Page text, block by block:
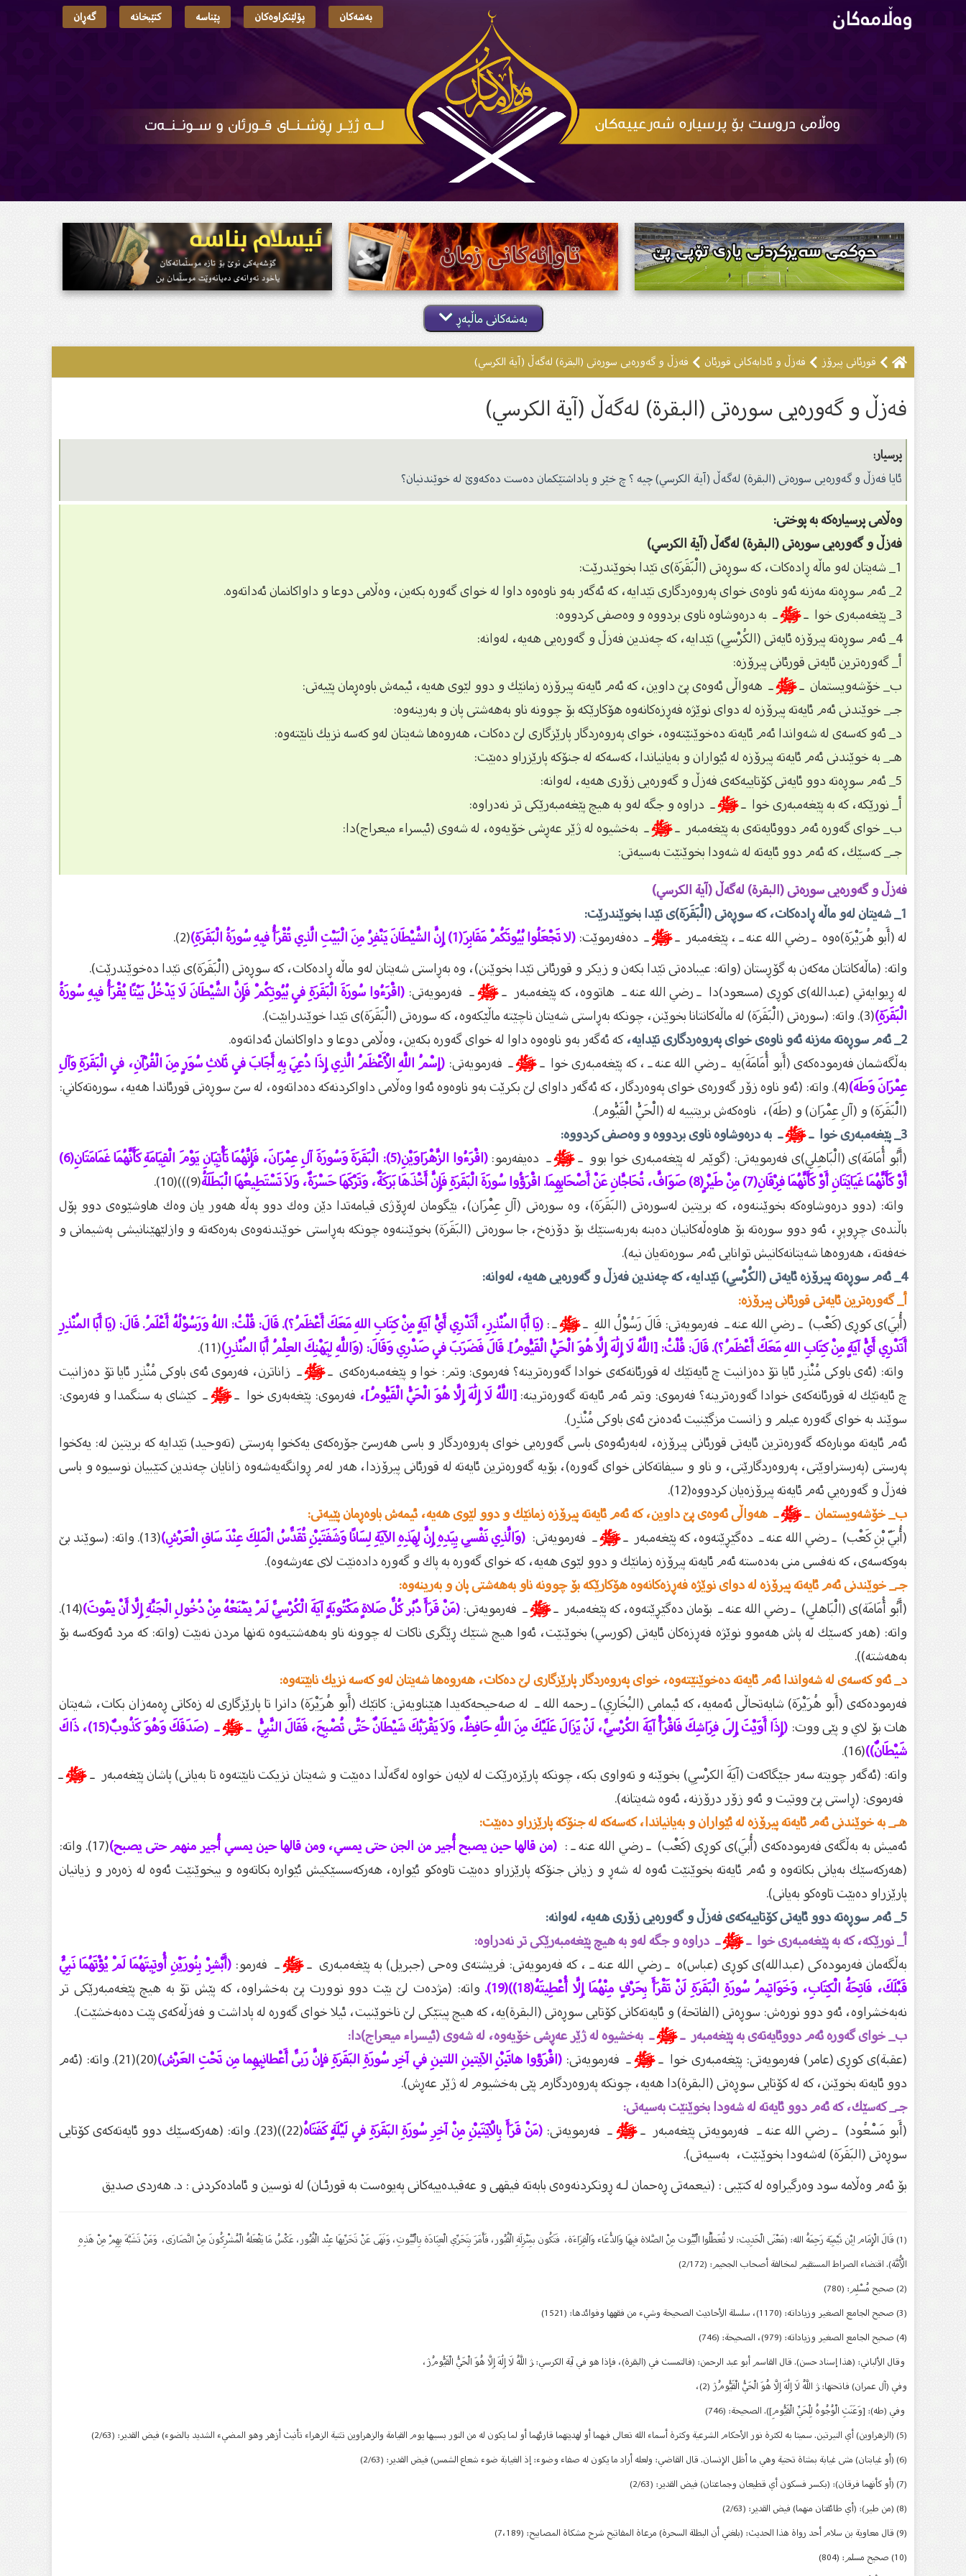
بەشەکان پۆلێنکراوەکان پێناسە کتێبخانە گەڕان
بەشەکانی ماڵپەڕ
قورئانی پیرۆز فەزڵ و ئادابەکانى قورئان فەزڵ و گەورەیی سورەتى (البقرة) لەگەڵ (آیة الکرسي)
فەزڵ و گەورەیی سورەتى (البقرة) لەگەڵ (آیة الکرسي)
پرسیار:
ئایا فەزڵ و گەورەیی سورەتى (البقرة) لەگەڵ (آیة الکرسي) چیە ؟ چ خێر و پاداشتێکمان دەست دەکەوێ لە خوێندنیان؟
وەڵامی پرسیارەکە بە پوختی:
فەزڵ و گەورەیی سورەتى (البقرة) لەگەڵ (آیة الکرسي)
1_ شەیتان لەو ماڵە ڕادەكات، كە سوڕەتى (الْبَقَرَة)ى تێدا بخوێندرێت:
2_ ئەم سوڕەتە مەزنە ئەو ناوەى خواى پەروەردگارى تێدایە، كە ئەگەر بەو ناوەوە داوا لە خواى گەورە بكەین، وەڵامى دوعا و داواكانمان ئەداتەوە.
3_ پێغەمبەرى خوا ـ
ﷺـ بە درەوشاوە ناوى بردووە و وەصفى كردووە:
4_ ئەم سوڕەتە پیرۆزە ئایەتى (الكُرْسِي) تێدایە، كە چەندین فەزڵ و گەورەیی هەیە، لەوانە:
أ_ گەورەترین ئایەتى قورئانى پیرۆزە:
ب_ خۆشەویستمان ـﷺـ هەواڵى ئەوەى پێ داوین، كە ئەم ئایەتە پیرۆزە زمانێك و دوو لێوى هەیە، ئیمەش باوەڕمان پێیەتى:
جـ_ خوێندنى ئەم ئایەتە پیرۆزە لە دواى نوێژە فەڕزەكانەوە هۆكارێكە بۆ چوونە ناو بەهەشتى پان و بەرینەوە:
د_ ئەو كەسەى لە شەواندا ئەم ئایەتە دەخوێنێتەوە، خواى پەروەردگار پارێزگارى لێ دەكات، هەروەها شەیتان لەو كەسە نزیك نابێتەوە:
هـ_ بە خوێندنى ئەم ئایەتە پیرۆزە لە ئێواران و بەیانیاندا، كەسەكە لە جنۆكە پارێزراو دەبێت:
5_ ئەم سوڕەتە دوو ئایەتى كۆتاییەكەى فەزڵ و گەورەیی زۆرى هەیە، لەوانە:
أ_ نورێكە، كە بە پێغەمبەرى خوا ـﷺـ دراوە و جگە لەو بە هیچ پێغەمبەرێكى تر نەدراوە:
ب_ خواى گەورە ئەم دووئایەتەى بە پێغەمبەر ـﷺـ بەخشیوە لە ژێر عەڕشى خۆیەوە، لە شەوى (ئیسراء میعراج)دا:
جـ_ كەسێك، كە ئەم دوو ئایەتە لە شەودا بخوێنێت بەسیەتى:
فەزڵ و گەورەیی سورەتى (البقرة) لەگەڵ (آیة الکرسي)
1_ شەیتان لەو ماڵە ڕادەكات، كە سوڕەتى (الْبَقَرَة)ى تێدا بخوێندرێت:
لە (أَبو هُرَيْرَة)ەوە ـ رضي الله عنه ـ ، پێغەمبەر ـﷺـ دەفەرموێت:(لا تَجْعَلُوا بُيُوتَكُمْ مَقَابِرَ(1) إِنَّ الشَّيْطَانَ يَنْفِرُ مِنَ الْبَيْتِ الَّذِي تُقْرَأُ فِيهِ سُورَةُ الْبَقَرَةِ)
(2).
واتە: (ماڵەكانتان مەكەن بە گۆڕستان (واتە: عيبادەتى تێدا بكەن و زيكر و قورئانى تێدا بخوێنن)، وە بەڕاستى شەيتان لەو ماڵە ڕادەكات، كە سوڕەتى (الْبَقَرَة)ى تێدا دەخوێندرێت).
لە ڕيوايەتي (عبدالله)ى كوڕى (مسعود)دا ـ رضي الله عنه ـ هاتووە، كە پێغەمبەر ـﷺـ فەرمويەتى: (اقْرَءُوا سُورَةَ الْبَقَرَةِ فِي بُيُوتِكُمْ فَإِنَّ الشَّيْطَانَ لَا يَدْخُلُ بَيْتًا يُقْرَأُ فِيهِ سُورَةُ
الْبَقَرَةِ)(3). واتە: (سورەتى (الْبَقَرَة) لە ماڵەكانتانا بخوێنن، چونكە بەڕاستى شەيتان ناچێتە ماڵێكەوە، كە سورەتى (الْبَقَرَة)ى تێدا خوێندرابێت).
2_ ئەم سوڕەتە مەزنە ئەو ناوەى خواى پەروەردگارى تێدایە،
كە ئەگەر بەو ناوەوە داوا لە خواى گەورە بكەین، وەڵامى دوعا و داواكانمان ئەداتەوە.
بەڵگەشمان فەرمودەكەى (أَبو أُمَامَةَ)يە ـ رضي الله عنه ـ ، كە پێغەمبەرى خوا ـﷺـ فەرمويەتى: (إسْمُ اللَّهِ الْأَعْظَمُ الَّذِي إِذَا دُعِيَ بِهِ أَجَابَ فِي ثَلاثِ سُوَرٍ مِنَ الْقُرْآنِ، فِي الْبَقَرَةِ وَآلِ
عِمْرَانَ وَطَهَ) (4). واتە: (ئەو ناوە زۆر گەورەى خواى پەوەردگار، كە ئەگەر داواى لێ بكرێت بەو ناوەوە ئەوا وەڵامى داواكردنەكە دەداتەوە، لە سێ سوڕەتى قورئاندا هەيە، سورەتەكاني:
(الْبَقَرَة) و (آلِ عِمْرَان) و (طَهَ)، ناوەكەش بريتييە لە (الْحَيُّ الْقَيُّوم).
3_ پێغەمبەرى خوا ـ
ﷺـ بە درەوشاوە ناوى بردووە و وەصفى كردووە:
(أَبُو أُمَامَة)ى (الْبَاهِلِي)ى فەرمويەتى: (گوێم لە پێغەمبەرى خوا بوو ـﷺـ دەيفەرمو:
(اقْرَءُوا الزَّهْرَاوَيْنِ(5): الْبَقَرَةَ وَسُورَةَ آلِ عِمْرَانَ، فَإِنَّهُمَا تَأْتِيَانِ يَوْمَ الْقِيَامَةِ كَأَنَّهُمَا غَمَامَتَانِ(6)
أَوْ كَأَنَّهُمَا غَيَايَتَانِ أَوْ كَأَنَّهُمَا فِرْقَانِ(7) مِنْ طَيْرٍ(8) صَوَافَّ، تُحَاجَّانِ عَنْ أَصْحَابِهِمَا. اقْرَؤُوا سُورَةَ الْبَقَرَةِ فَإِنَّ أَخْذَهَا بَرَكَةٌ، وَتَرْكَهَا حَسْرَةٌ، وَلاَ تَسْتَطِيعُهَا الْبَطَلَةُ
(9)))(10).
واتە: (دوو درەوشاوەكە بخوێننەوە، كە بريتين لەسورەتى (البَقَرَة)، وە سورەتى (آلِ عِمْرَان)، بێگومان لەڕۆژى قيامەتدا دێن وەك دوو پەڵە هەور يان وەك هاوشێوەى دوو پۆل
باڵندەى چڕوپڕ، ئەو دوو سورەتە بۆ هاوەڵەكانيان دەبنە بەربەستێك بۆ دۆزەخ، جا سورەتى (البَقَرَة) بخوێننەوە چونكە بەڕاستى خوێندنەوەى بەرەكەتە و وازلێهێنانيشى پەشيمانى و
خەفەتە، هەروەها شەيتانەكانيش توانايی ئەم سورەتەيان نيە).
4_ ئەم سوڕەتە پیرۆزە ئایەتى (الكُرْسِي) تێدایە، كە چەندین فەزڵ و گەورەیی هەیە، لەوانە:
أ_ گەورەترین ئایەتى قورئانى پیرۆزە:
(أُبَي)ى كوڕى (كَعْب) ـ رضي الله عنه ـ فەرمويەتى: قَالَ رَسُوْلُ اللهِ ـﷺـ :(يَا أَبَا المُنْذِرِ، أَتَدْرِي أَيُّ آيَةٍ مِنْ كِتَابِ اللهِ مَعَكَ أَعْظَمُ؟). قَالَ: قُلْتُ: اللهُ وَرَسُوْلُهُ أَعْلَمُ. قَالَ: (يَا أَبَا المُنْذِرِ
أَتَدْرِي أَيُّ آيَةٍ مِنْ كِتَابِ اللهِ مَعَكَ أَعْظَمُ؟). قَالَ: قُلْتُ: [اللَّهُ لَا إِلَٰهَ إِلَّا هُوَ الْحَيُّ الْقَيُّومُ]. قَالَ فَضَرَبَ فِي صَدْرِي وَقَالَ: (وَاللَّهِ لِيَهْنِكَ العِلْمُ أَبَا المُنْذِرِ)(11).
واتە: (ئەى باوكى مُنْذِر ئايا تۆ دەزانيت چ ئايەتێك لە قورئانەكەى خوادا گەورەترينە؟ فەرموى: وتم: خوا و پێغەمبەرەكەى ـﷺـ زاناترن، فەرموى ئەى باوكى مُنْذِر ئايا تۆ دەزانيت
چ ئايەتێك لە قورئانەكەى خوادا گەورەترينە؟ فەرموى: وتم ئەم ئايەتە گەورەترينە:[اللَّهُ لَا إِلَٰهَ إِلَّا هُوَ الْحَيُّ الْقَيُّومُ]، فەرموى: پێغەبەرى خوا ـﷺـ كێشاى بە سنگمدا و فەرموى:
سوێند بە خواى گەورە عيلم و زانست مزگێنيت ئەدەنێ ئەى باوكى مُنْذِر).
ئەم ئايەتە موبارەكە گەورەترين ئايەتى قورئانى پيرۆزە، لەبەرئەوەى باسى گەورەيی خواى پەروەردگار و باسى هەرسێ جۆرەكەى يەكخوا پەرستى (تەوحيد) تێدايە كە بريتين لە: يەكخوا
پەرستى (پەرستراوێتى، پەروەردگارێتى، و ناو و سيفاتەكانى خواى گەورە)، بۆيە گەورەترين ئايەتە لە قورئانى پيرۆزدا، هەر لەم ڕوانگەيەشەوە زانايان چەندين كتێبيان نوسيوە و باسى
فەزڵ و گەورەيي ئەم ئايەتە پيرۆزەيان كردووە(12).
ب_ خۆشەویستمان ـﷺـ هەواڵى ئەوەى پێ داوین، كە ئەم ئایەتە پیرۆزە زمانێك و دوو لێوى هەیە، ئیمەش باوەڕمان پێیەتى:
(أُبَيّ بْنِ كَعْب) ـ رضي الله عنه ـ دەگێڕێتەوە، كە پێغەمبەر ـﷺـ فەرمويەتى: (وَالَّذِي نَفْسِي بِيَدِهِ إِنَّ لِهَذِهِ الآيَةِ لِسَانًا وَشَفَتَيْنِ تُقَدِّسُ الْمَلِكَ عِنْدَ سَاقِ الْعَرْشِ)
(13). واتە: (سوێند بێ
بەوكەسەى، كە نەفسی منى بەدەستە ئەم ئايەتە پيرۆزە زمانێك و دوو لێوى هەيە، كە خواى گەورە بە پاك و گەورە دادەنێت لاى عەرشەوە).
جـ_ خوێندنى ئەم ئایەتە پیرۆزە لە دواى نوێژە فەڕزەكانەوە هۆكارێكە بۆ چوونە ناو بەهەشتى پان و بەرینەوە:
(أَبُو أُمَامَة)ى (الْبَاهلِي) ـ رضي الله عنه ـ بۆمان دەگێڕێتەوە، كە پێغەمبەر ـﷺـ فەرمويەتى:(مَنْ قَرَأَ دُبُر كُلِّ صَلاةٍ مَكْتُوبَةٍ آيَةَ الْكُرْسِيِّ لَمْ يَمْنَعْهُ مِنْ دُخُولِ الْجَنَّةِ إِلَّا أَنْ يَمُوتَ)
(14).
واتە: (هەر كەسێك لە پاش هەموو نوێژە فەڕزەكان ئايەتى (كورسي) بخوێنێت، ئەوا هيچ شتێك ڕێگرى ناكات لە چوونە ناو بەهەشتيەوە تەنها مردن نەبێت (واتە: كە مرد ئەوكەسە بۆ
بەهەشتە)).
د_ ئەو كەسەى لە شەواندا ئەم ئایەتە دەخوێنێتەوە، خواى پەروەردگار پارێزگارى لێ دەكات، هەروەها شەیتان لەو كەسە نزیك نابێتەوە:
فەرمودەكەى (أَبو هُرَيْرَة) شايەتحاڵى ئەمەيە، كە ئيمامى (البُخَارِي) ـ رحمه الله ـ لە صەحيحەكەيدا هێناويەتى: كاتێك (أَبو هُرَيْرَة) دانرا تا پارێزگارى لە زەكاتى ڕەمەزان بكات، شەيتان
هات بۆ لاي و پێی ووت: (إِذَا أَوَيْتَ إِلَى فِرَاشِكَ فَاقْرَأْ آيَةَ الكُرْسِيِّ، لَنْ يَزَالَ عَلَيْكَ مِنَ اللَّهِ حَافِظٌ، وَلاَ يَقْرَبُكَ شَيْطَانٌ حَتَّى تُصْبِحَ، فَقَالَ النَّبِيُّ ـﷺ
ـ (صَدَقَكَ وَهُوَ كَذُوبٌ(15)، ذَاكَ
شَيْطَانٌ))(16).
واتە: (ئەگەر چويتە سەر جێگاكەت (آيَةَ الكرْسِي) بخوێنە و تەواوى بكە، چونكە پارێزەرێكت لە لايەن خواوە لەگەڵدا دەبێت و شەيتان نزيكت نابێتەوە تا بەيانی) پاشان پێغەمبەر ـﷺـ
فەرموى: (ڕاستى پێ ووتيت و ئەو زۆر درۆزنە، ئەوە شەيتانە).
هـ_ بە خوێندنى ئەم ئایەتە پیرۆزە لە ئێواران و بەیانیاندا، كەسەكە لە جنۆكە پارێزراو دەبێت:
ئەميش بە بەڵگەى فەرمودەكەى (أُبَي)ى كوڕى (كَعْب) ـ رضي الله عنه ـ :(من قالها حين يصبح أُجير من الجن حتى يمسي، ومن قالها حين يمسي أُجير منهم حتى يصبح)
(17). واتە:
(هەركەسێك بەيانى بكاتەوە و ئەم ئايەتە بخوێنێت ئەوە لە شەڕ و زيانى جنۆكە پارێزراو دەبێت تاوەكو ئێوارە، هەركەسسێكيش ئێوارە بكاتەوە و بيخوێنێت ئەوە لە زەرەر و زيانيان
پارێزراو دەبێت تاوەكو بەيانی).
5_ ئەم سوڕەتە دوو ئایەتى كۆتاییەكەى فەزڵ و گەورەیی زۆرى هەیە، لەوانە:
أ_ نورێكە، كە بە پێغەمبەرى خوا ـﷺـ دراوە و جگە لەو بە هیچ پێغەمبەرێكى تر نەدراوە:
بەڵگەمان فەرمودەكى (عبدالله)ى كوڕى (عباس)ە ـ رضي الله عنه ـ ، كە فەرمويەتى: فريشتەى وەحی (جبريل) بە پێغەمبەرى ـﷺـ فەرمو: (أَبْشِرْ بِنُورَيْنِ أُوتِيتَهُمَا لَمْ يُؤْتَهُمَا نَبِيٌّ
قَبْلَكَ، فَاتِحَةُ الْكِتَابِ، وَخَوَاتِيمُ سُورَةِ الْبَقَرَةِ لَنْ تَقْرَأَ بِحَرْفٍ مِنْهُمَا إِلَّا أُعْطِيتَهُ(18))(19).
واتە: (مژدەت لێ بێت دوو نوورت پێ بەخشراوە، كە پێش تۆ بە هيچ پێغەمبەرێكى تر
نەبەخشراوە، ئەو دوو نورەش: سوڕەتى (الفاتحة) و ئايەتەكانى كۆتايی سوڕەتى (البقرة)يە، كە هيچ پيتێكى لێ ناخوێنيت، ئيلا خواى گەورە لە پاداشت و فەزڵەكەى پێت دەبەخشێت).
ب_ خواى گەورە ئەم دووئایەتەى بە پێغەمبەر ـﷺـ بەخشیوە لە ژێر عەڕشى خۆیەوە، لە شەوى (ئیسراء میعراج)دا:
(عقبة)ى كوڕى (عامر) فەرمويەتى: پێغەمبەرى خوا ـﷺـ فەرمويەتى: (اقْرَؤوا هاتَيْنِ الآيتينِ اللتينِ في آخِر سُورَةِ البَقَرَةِ فإنَّ رَبِّى أَعْطانِيهِما مِن تَحْتِ العَرْش)
(20)(21). واتە: (ئەم
دوو ئايەتە بخوێنن، كە لە كۆتايی سوڕەتى (البقرة)دا هەيە، چونكە پەروەردگارم پێی بەخشيوم لە ژێر عەڕش).
جـ_ كەسێك، كە ئەم دوو ئایەتە لە شەودا بخوێنێت بەسیەتى:
(أَبو مَسْعُود) ـ رضي الله عنه ـ فەرمويەتى پێغەمبەر ـﷺـ فەرمويەتى: (مَنْ قَرَأَ بِالْآيَتَيْنِ مِنْ آخِرِ سُورَةِ البَقَرَةِ فِي لَيْلَةٍ كَفَتَاهُ
(22))(23). واتە: (هەركەسێك دوو ئايەتەكەى كۆتايی
سوڕەتى (البَقَرَة) لەشەودا بخوێنێت، بەسيەتى).
بۆ ئەم وەڵامە سود وەرگیراوە لە کتێبی : (نیعمەتی ڕەحمان لـە ڕونكردنەوەی بابەتە فیقهی ‌و عەقیدەییەكانی پەیوەست بە قورئـان) لە نوسین و ئامادەکردنى : د. هەردی صدیق
(1) قَالَ الْإِمَام اِبْن تَيْمِيَة رَحِمَهُ الله: (مَعْنَى الْحَدِيث: لا تُعَطِّلُوا الْبُيُوت مِنْ الصَّلاة فِيهَا وَالدُّعَاء وَالْقِرَاءَة، فَتَكُون بِمَنْزِلَةِ الْقُبُور، فَأَمَرَ بِتَحَرِّي الْعِبَادَة بِالْبُيُوتِ، وَنَهَى عَنْ تَحَرِّيهَا عِنْد الْقُبُور، عَكْسُ مَا يَفْعَلهُ الْمُشْرِكُونَ مِنْ النَّصَارَى، وَمَنْ تَشَبَّهَ بِهِمْ مِنْ هَذِهِ
الْأُمَّة). اقتضاء الصراط المستقيم لمخالفة أصحاب الجحيم: (2/172)
(2) صحيح مُسْلِم: (780)
(3) صحيح الجامع الصغير وزياداته: (1170)، سلسلة الأحاديث الصحيحة وشيء من فقهها وفوائدها: (1521)
(4) صحيح الجامع الصغير وزياداته: (979)، الصحيحة: (746)
وقال الألباني: (هذا إسناد حسن). قال القاسم أبو عبد الرحمن: (فالتمست في (البقرة)، فإذا هو في آية الكرسي: ﮋ اللَّهُ لَا إِلَٰهَ إِلَّا هُوَ الْحَيُّ الْقَيُّومُﮊ،
وفي (آل عمران) فاتحتها: ﮋ اللَّهُ لَا إِلَٰهَ إِلَّا هُوَ الْحَيُّ الْقَيُّومُﮊ (2)،
وفي (طه): [وَعَنَتِ الْوُجُوهُ لِلْحَيِّ الْقَيُّومِ]). الصحيحة: (746)
(5) (الزهراوين) أي النيرتين. سميتا به لكثرة نور الأحكام الشرعية وكثرة أسماء الله تعالى فيهما أو لهديتهما قارئهما أو لما يكون له من النور بسببها يوم القيامة والزهراوين تثنية الزهراء تأنيث أزهر وهو المضيء الشديد بالضوء) فيض القدير: (2/63)
(6) (أو غيابتان) مثنى غيابة بمثناة تحتية وهي ما أظل الإنسان. قال القاضي: ولعله أراد ما يكون له صفاء وضوء: إذ الغيابة ضوء شعاع الشمس) فيض القدير: (2/63)
(7) (أو كأنهما فرقان): (بكسر فسكون أي قطيعان وجماعتان) فيض القدير: (2/63)
(8) (من طير): (أي طائفتان منهما) فيض القدير: (2/63)
(9) قال معاوية بن سلام أحد رواة هذا الحديث: (بلغني أن البطلة السحرة) مرعاة المفاتيح شرح مشكاة المصابيح: (7،189)
(10) صحيح مسلم: (804)